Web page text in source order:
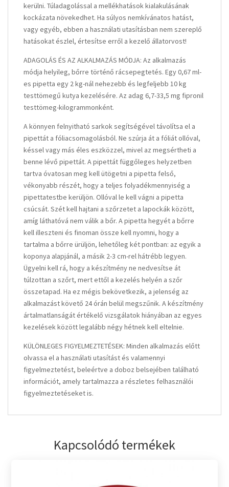
kerülni. Túladagolással a mellékhatások kialakulásának
kockázata növekedhet. Ha súlyos nemkívánatos hatást,
vagy egyéb, ebben a használati utasításban nem szereplő
hatásokat észlel, értesítse erről a kezelő állatorvost!
ADAGOLÁS ÉS AZ ALKALMAZÁS MÓDJA: Az alkalmazás
módja helyileg, bőrre történő rácsepegtetés. Egy 0,67 ml-
es pipetta egy 2 kg-nál nehezebb és legfeljebb 10 kg
testtömegű kutya kezelésére. Az adag 6,7-33,5 mg fipronil
testtömeg-kilogrammonként.
A könnyen felnyitható sarkok segítségével távolítsa el a
pipettát a fóliacsomagolásból. Ne szúrja át a fóliát ollóval,
késsel vagy más éles eszközzel, mivel az megsértheti a
benne lévő pipettát. A pipettát függőleges helyzetben
tartva óvatosan meg kell ütögetni a pipetta felső,
vékonyabb részét, hogy a teljes folyadékmennyiség a
pipettatestbe kerüljön. Ollóval le kell vágni a pipetta
csúcsát. Szét kell hajtani a szőrzetet a lapockák között,
amíg láthatóvá nem válik a bőr. A pipetta hegyét a bőrre
kell illeszteni és finoman össze kell nyomni, hogy a
tartalma a bőrre ürüljön, lehetőleg két pontban: az egyik a
koponya alapjánál, a másik 2-3 cm-rel hátrébb legyen.
Ügyelni kell rá, hogy a készítmény ne nedvesítse át
túlzottan a szőrt, mert ettől a kezelés helyén a szőr
összetapad. Ha ez mégis bekövetkezik, a jelenség az
alkalmazást követő 24 órán belül megszűnik. A készítmény
ártalmatlanságát értékelő vizsgálatok hiányában az egyes
kezelések között legalább négy hétnek kell eltelnie.
KÜLÖNLEGES FIGYELMEZTETÉSEK: Minden alkalmazás előtt
olvassa el a használati utasítást és valamennyi
figyelmeztetést, beleértve a doboz belsejében található
információt, amely tartalmazza a részletes felhasználói
figyelmeztetéseket is.
Kapcsolódó termékek